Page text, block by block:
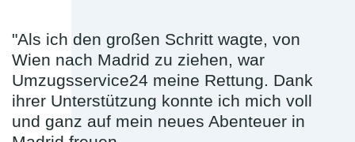
"Als ich den großen Schritt wagte, von
Wien nach Madrid zu ziehen, war
Umzugsservice24 meine Rettung. Dank
ihrer Unterstützung konnte ich mich voll
und ganz auf mein neues Abenteuer in